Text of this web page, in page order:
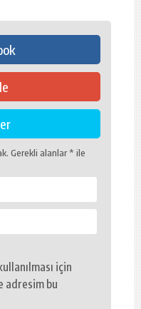
Gerekli alanlar* ile
için
adresim bu